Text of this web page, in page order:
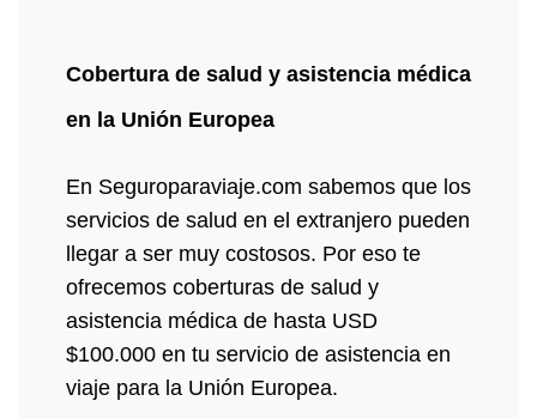
Cobertura de salud y asistencia médica
en la Unión Europea
En Seguroparaviaje.com sabemos que los
servicios de salud en el extranjero pueden
llegar a ser muy costosos. Por eso te
ofrecemos coberturas de salud y
asistencia médica de hasta USD
$100.000 en tu servicio de asistencia en
viaje para la Unión Europea.